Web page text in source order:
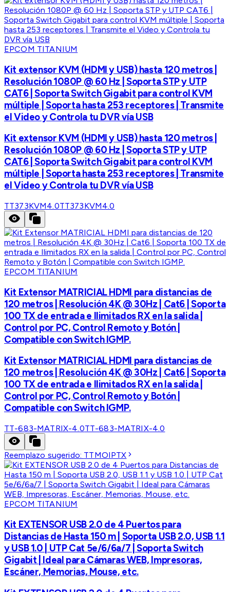
EPCOM TITANIUM
Kit extensor KVM (HDMI y USB) hasta 120 metros |
Resolución 1080P @ 60 Hz | Soporta STP y UTP
CAT6 | Soporta Switch Gigabit para control KVM
múltiple | Soporta hasta 253 receptores | Transmite
el Video y Controla tu DVR vía USB
Kit extensor KVM (HDMI y USB) hasta 120 metros |
Resolución 1080P @ 60 Hz | Soporta STP y UTP
CAT6 | Soporta Switch Gigabit para control KVM
múltiple | Soporta hasta 253 receptores | Transmite
el Video y Controla tu DVR vía USB
TT373KVM4.0TT373KVM4.0
EPCOM TITANIUM
Kit Extensor MATRICIAL HDMI para distancias de
120 metros | Resolución 4K @ 30Hz | Cat6 | Soporta
100 TX de entrada e Ilimitados RX en la salida |
Control por PC, Control Remoto y Botón |
Compatible con Switch IGMP.
Kit Extensor MATRICIAL HDMI para distancias de
120 metros | Resolución 4K @ 30Hz | Cat6 | Soporta
100 TX de entrada e Ilimitados RX en la salida |
Control por PC, Control Remoto y Botón |
Compatible con Switch IGMP.
TT-683-MATRIX-4.0TT-683-MATRIX-4.0
Reemplazo sugerido: TTMOIPTX
EPCOM TITANIUM
Kit EXTENSOR USB 2.0 de 4 Puertos para
Distancias de Hasta 150 m | Soporta USB 2.0, USB 1.1
y USB 1.0 | UTP Cat 5e/6/6a/7 | Soporta Switch
Gigabit | Ideal para Cámaras WEB, Impresoras,
Escáner, Memorias, Mouse, etc.